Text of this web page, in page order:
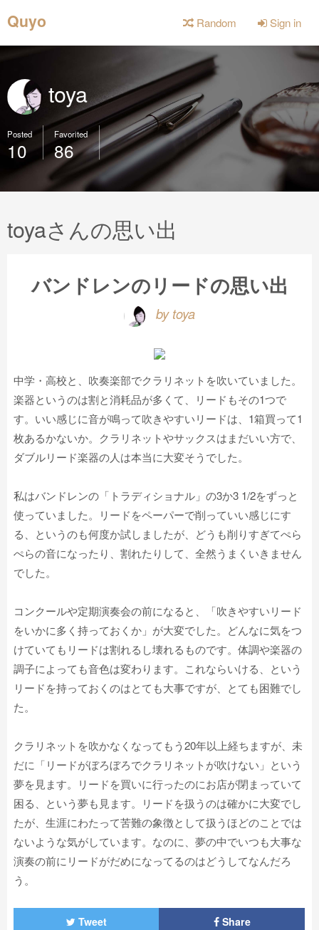
Quyo Random Sign in
toya
Posted
10
Favorited
86
toyaさんの思い出
バンドレンのリードの思い出
by toya
中学・高校と、吹奏楽部でクラリネットを吹いていました。
楽器というのは割と消耗品が多くて、リードもその1つで
す。いい感じに音が鳴って吹きやすいリードは、1箱買って1
枚あるかないか。クラリネットやサックスはまだいい方で、
ダブルリード楽器の人は本当に大変そうでした。
私はバンドレンの「トラディショナル」の3か3 1/2をずっと
使っていました。リードをペーパーで削っていい感じにす
る、というのも何度か試しましたが、どうも削りすぎてぺら
ぺらの音になったり、割れたりして、全然うまくいきません
でした。
コンクールや定期演奏会の前になると、「吹きやすいリード
をいかに多く持っておくか」が大変でした。どんなに気をつ
けていてもリードは割れるし壊れるものです。体調や楽器の
調子によっても音色は変わります。これならいける、という
リードを持っておくのはとても大事ですが、とても困難でし
た。
クラリネットを吹かなくなってもう20年以上経ちますが、未
だに「リードがぼろぼろでクラリネットが吹けない」という
夢を見ます。リードを買いに行ったのにお店が閉まっていて
困る、という夢も見ます。リードを扱うのは確かに大変でし
たが、生涯にわたって苦難の象徴として扱うほどのことでは
ないような気がしています。なのに、夢の中でいつも大事な
演奏の前にリードがだめになってるのはどうしてなんだろ
う。
Tweet Share